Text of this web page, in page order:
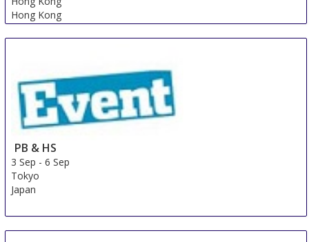
Hong Kong
PB & HS
3 Sep -6 Sep
Tokyo
Japan